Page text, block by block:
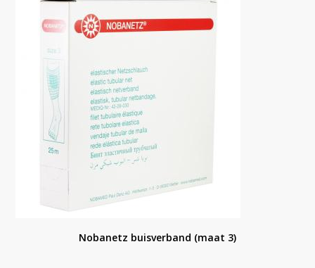
Nobanetz buisverband (maat 3)